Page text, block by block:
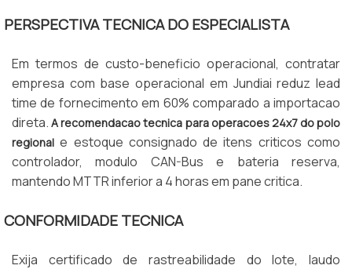
PERSPECTIVA TECNICA DO ESPECIALISTA
Em termos de custo-beneficio operacional, contratar
empresa com base operacional em Jundiai reduz lead
time de fornecimento em 60% comparado a importacao
direta.A recomendacao tecnica para operacoes 24x7 do polo
regional e estoque consignado de itens criticos como
controlador, modulo CAN-Bus e bateria reserva,
mantendo MTTR inferior a 4 horas em pane critica.
CONFORMIDADE TECNICA
Exija certificado de rastreabilidade do lote, laudo